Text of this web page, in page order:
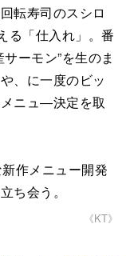
転寿司のスシロ
る「仕入れ」。番
ーモン”を生のま
、に一度のビッ
ニュ―決定を取
作メニュー開発
ち会う。
《KT》